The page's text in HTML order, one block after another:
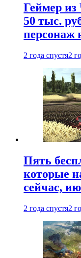
Геймер из
50 тыс.
персонаж
2 года спустя2
Пять
которые
сейчас,
2 года спустя2